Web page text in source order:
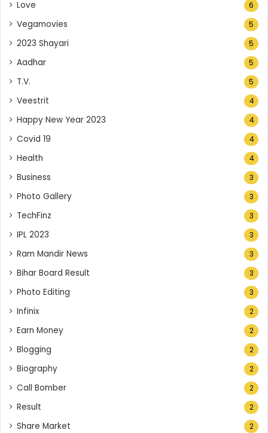
Love 6
Vegamovies 5
2023 Shayari 5
Aadhar 5
T.V. 5
Veestrit 4
Happy New Year 2023 4
Covid 19 4
Health 4
Business 3
Photo Gallery 3
TechFinz 3
IPL 2023 3
Ram Mandir News 3
Bihar Board Result 3
Photo Editing 3
Infinix 2
Earn Money 2
Blogging 2
Biography 2
Call Bomber 2
Result 2
Share Market 2